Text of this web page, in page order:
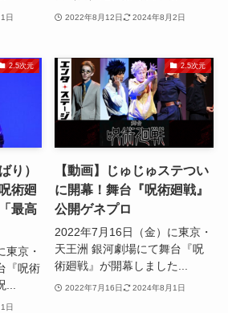
日 2022年8月12日 2024年8月2日
2.5次元
り）
術廻
最高
東京・
『呪術
日
2.5次元
【動画】じゅじゅステつい
に開幕！舞台『呪術廻戦』
公開ゲネプロ
2022年7月16日（金）に東京・
天王洲 銀河劇場にて舞台『呪
術廻戦』が開幕しました...
2022年7月16日 2024年8月1日